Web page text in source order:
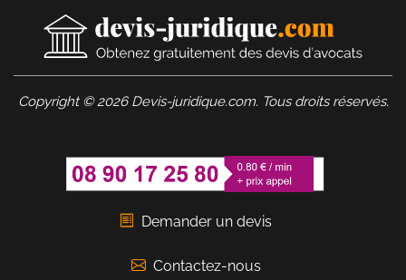
Copyright © 2026 Devis-juridique.com. Tous droits réservés.
Demander un devis
Contactez-nous